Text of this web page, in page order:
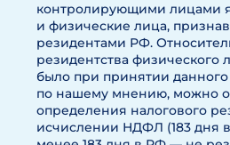
контролирующими лицами
и физические лица,
резидентами РФ.
резидентства физического
было при принятии данного
по нашему мнению, можно
определения налогового
исчислении НДФЛ (183 дня